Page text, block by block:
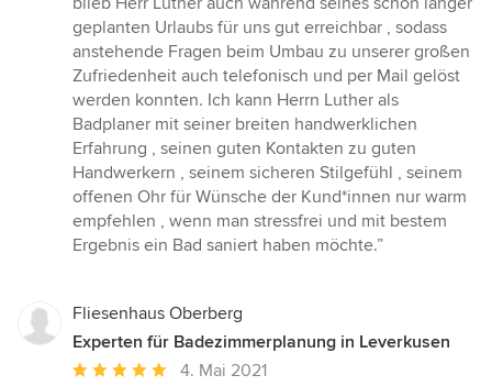
geplanten Urlaubs für uns gut erreichbar , sodass
anstehende Fragen beim Umbau zu unserer großen
Zufriedenheit auch telefonisch und per Mail gelöst
werden konnten. Ich kann Herrn Luther als
Badplaner mit seiner breiten handwerklichen
Erfahrung , seinen guten Kontakten zu guten
Handwerkern , seinem sicheren Stilgefühl , seinem
offenen Ohr für Wünsche der Kund*innen nur warm
empfehlen , wenn man stressfrei und mit bestem
Ergebnis ein Bad saniert haben möchte.”
Fliesenhaus Oberberg
Experten für Badezimmerplanung in Leverkusen
Durchschnittliche4. Mai 2021